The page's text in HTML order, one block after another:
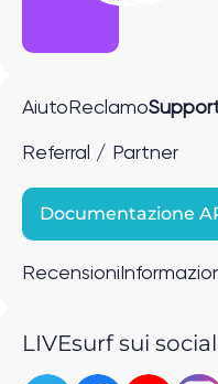
Aiuto Reclamo
Referral / Partner
Documentazione
Recensioni
LIVEsurf sui